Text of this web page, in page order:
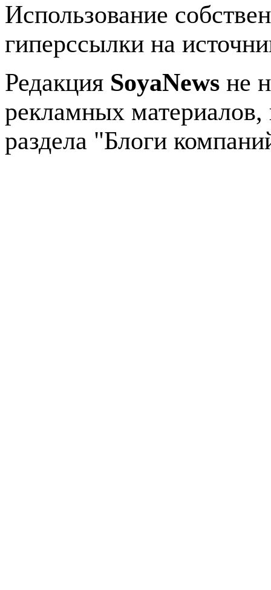
Использование
гиперссылки на
Редакция SoyaNews не
рекламных
раздела "Блоги